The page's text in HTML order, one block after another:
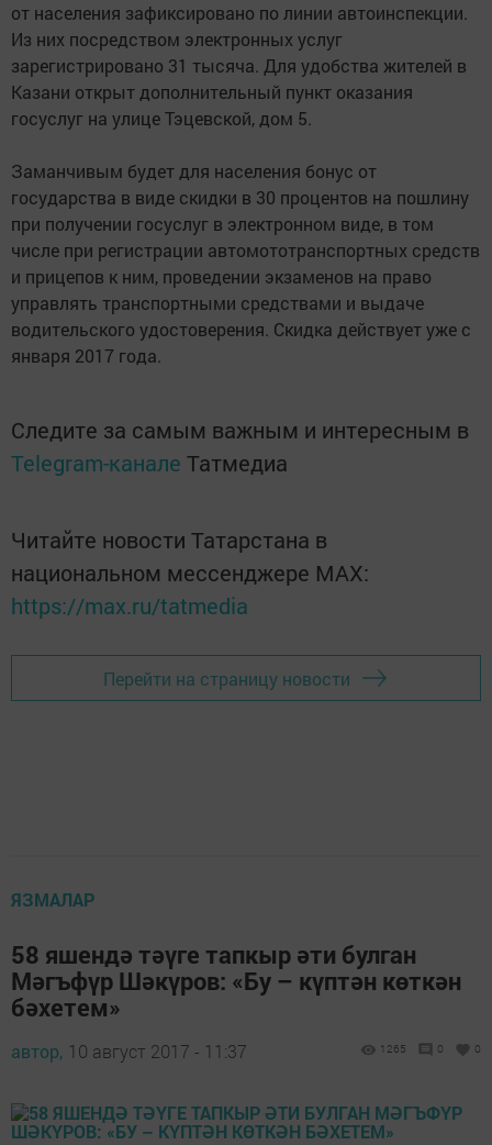
от населения зафиксировано по линии автоинспекции.
Из них посредством электронных услуг
зарегистрировано 31 тысяча. Для удобства жителей в
Казани открыт дополнительный пункт оказания
госуслуг на улице Тэцевской, дом 5.
Заманчивым будет для населения бонус от
государства в виде скидки в 30 процентов на пошлину
при получении госуслуг в электронном виде, в том
числе при регистрации автомототранспортных средств
и прицепов к ним, проведении экзаменов на право
управлять транспортными средствами и выдаче
водительского удостоверения. Скидка действует уже с
января 2017 года.
Следите за самым важным и интересным в
Telegram-канале Татмедиа
Читайте новости Татарстана в
национальном мессенджере MАХ:
https://max.ru/tatmedia
Перейти на страницу новости
ЯЗМАЛАР
58 яшендә тәүге тапкыр әти булган
Мәгъфүр Шәкүров: «Бу – күптән көткән
бәхетем»
автор, 10 август 2017 - 11:37 1265 0 0